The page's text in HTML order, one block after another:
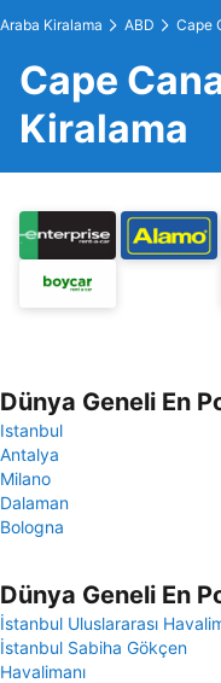
Araba Kiralama ABD Cape
Cape
Kiralama
Dünya Geneli En
Istanbul
Antalya
Milano
Dalaman
Bologna
Dünya Geneli En
İstanbul Uluslararası
İstanbul Sabiha Gökçen
Havalimanı